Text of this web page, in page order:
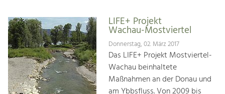
LIFE+ Projekt
Wachau-Mostviertel
Donnerstag, 02. März 2017
Das LIFE+ Projekt Mostviertel-
Wachau beinhaltete
Maßnahmen an der Donau und